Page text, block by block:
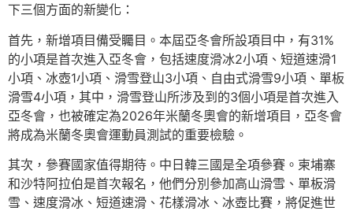
下三個方面的新變化：
首先，新增項目備受矚目。本屆亞冬會所設項目中，有31%
的小項是首次進入亞冬會，包括速度滑冰2小項、短道速滑1
小項、冰壺1小項、滑雪登山3小項、自由式滑雪9小項、單板
滑雪4小項，其中，滑雪登山所涉及到的3個小項是首次進入
亞冬會，也被確定為2026年米蘭冬奧會的新增項目，亞冬會
將成為米蘭冬奧會運動員測試的重要檢驗。
其次，參賽國家值得期待。中日韓三國是全項參賽。柬埔寨
和沙特阿拉伯是首次報名，他們分別參加高山滑雪、單板滑
雪、速度滑冰、短道速滑、花樣滑冰、冰壺比賽，將促進世